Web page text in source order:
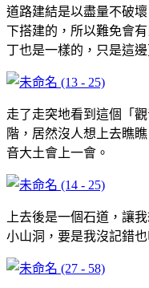
道路建結是以盡量不破
下搭建的，所以難免會
丁也是一樣的，只是這
走了走突地看到這個「
階，居然沒人想上去瞧
音大土會上一會。
上去後是一個石道，讓
小山洞，要是我沒記錯也